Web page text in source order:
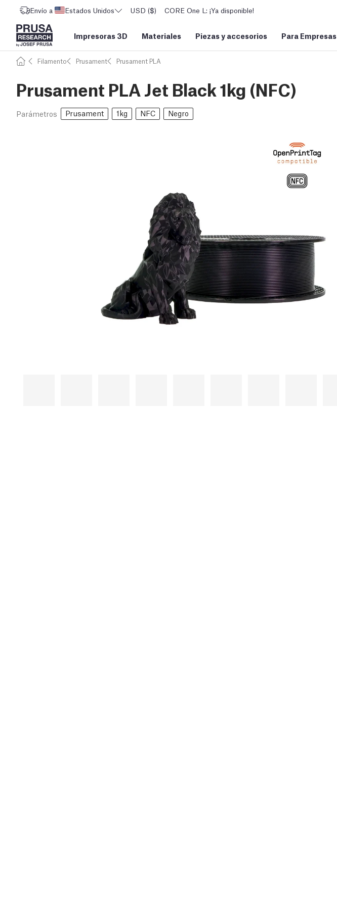
Envío a Estados Unidos USD ($) CORE One L: ¡Ya disponible!
Impresoras 3D Materiales Piezas y accesorios Para Empresas
Filamento Prusament Prusament PLA
Prusament PLA Jet Black 1kg (NFC)
Parámetros Prusament 1kg NFC Negro